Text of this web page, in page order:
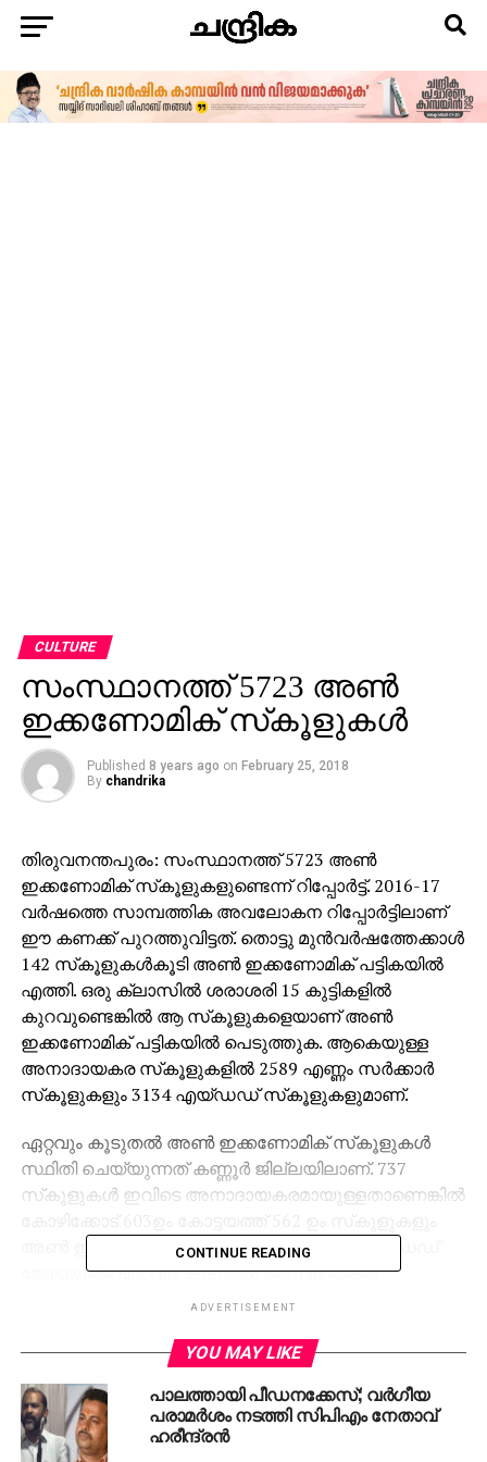
CULTURE
സംസ്ഥാനത്ത് 5723 അണ്‍
ഇക്കണോമിക് സ്‌കൂളുകള്‍
Published 8 years ago on February 25, 2018
By chandrika
തിരുവനന്തപുരം: സംസ്ഥാനത്ത് 5723 അണ്‍
ഇക്കണോമിക് സ്‌കൂളുകളുണ്ടെന്ന് റിപ്പോര്‍ട്ട്. 2016-17
വര്‍ഷത്തെ സാമ്പത്തിക അവലോകന റിപ്പോര്‍ട്ടിലാണ്
ഈ കണക്ക് പുറത്തുവിട്ടത്. തൊട്ടു മുന്‍വര്‍ഷത്തേക്കാള്‍
142 സ്‌കൂളുകള്‍കൂടി അണ്‍ ഇക്കണോമിക് പട്ടികയില്‍
എത്തി. ഒരു ക്ലാസില്‍ ശരാശരി 15 കുട്ടികളില്‍
കുറവുണ്ടെങ്കില്‍ ആ സ്‌കൂളുകളെയാണ് അണ്‍
ഇക്കണോമിക് പട്ടികയില്‍ പെടുത്തുക. ആകെയുള്ള
അനാദായകര സ്‌കൂളുകളില്‍ 2589 എണ്ണം സര്‍ക്കാര്‍
സ്‌കൂളുകളും 3134 എയ്ഡഡ് സ്‌കൂളുകളുമാണ്.
ഏറ്റവും കൂടുതല്‍ അണ്‍ ഇക്കണോമിക് സ്‌കൂളുകള്‍
സ്ഥിതി ചെയ്യുന്നത് കണ്ണൂര്‍ ജില്ലയിലാണ്. 737
സ്‌കൂളുകള്‍ ഇവിടെ അനാദായകരമായുള്ളതാണെങ്കില്‍
അണ്‍ ഇക്കണോമിക് പട്ടികയില്‍ പെടുന്നു. എയ്ഡഡ്
മേഖലയില്‍ ഏറ്റവും കൂടുതല്‍ അനാദായകര
സ്‌കൂളുകളുള്ളതും കണ്ണൂരിലാണ്. 583 സ്‌കൂളുകള്‍
കോഴിക്കോട്ട് 426 സ്‌കൂളുകളാണ് ഈ പട്ടികയില്‍
അനാദായകരമായി പ്രവര്‍ത്തിക്കുന്ന
എറണാകുളത്താണ് സര്‍ക്കാര്‍ സ്‌കൂളുകള്‍ ഏറ്റവും
കൂടുതല്‍ ഈ പട്ടികയില്‍ പെടുന്നത്. 281
CONTINUE READING
ADVERTISEMENT
YOU MAY LIKE
പാലത്തായി പീഡനക്കേസ്; വര്‍ഗീയ
പരാമര്‍ശം നടത്തി സിപിഎം നേതാവ്
ഹരീന്ദ്രന്‍